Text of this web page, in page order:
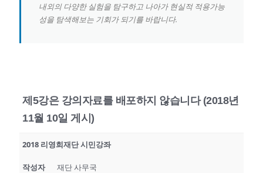
내외의 다양한 실험을 탐구하고 나아가 현실적 적용가능
성을 탐색해보는 기회가 되기를 바랍니다.
제5강은 강의자료를 배포하지 않습니다 (2018년
11월 10일 게시)
2018 리영희재단 시민강좌
작성자 재단 사무국